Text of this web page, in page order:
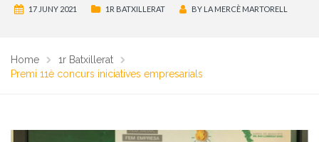
17 JUNY 2021 1R BATXILLERAT BY LA MERCÈ MARTORELL
Home
1r Batxillerat
Premi 11è concurs iniciatives empresarials